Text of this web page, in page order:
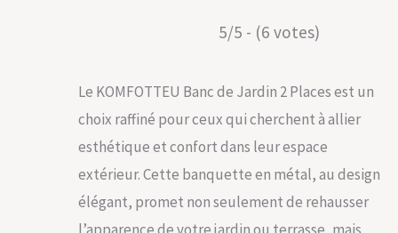
5/5 - (6 votes)
Le KOMFOTTEU Banc de Jardin 2 Places est un
choix raffiné pour ceux qui cherchent à allier
esthétique et confort dans leur espace
extérieur. Cette banquette en métal, au design
élégant, promet non seulement de rehausser